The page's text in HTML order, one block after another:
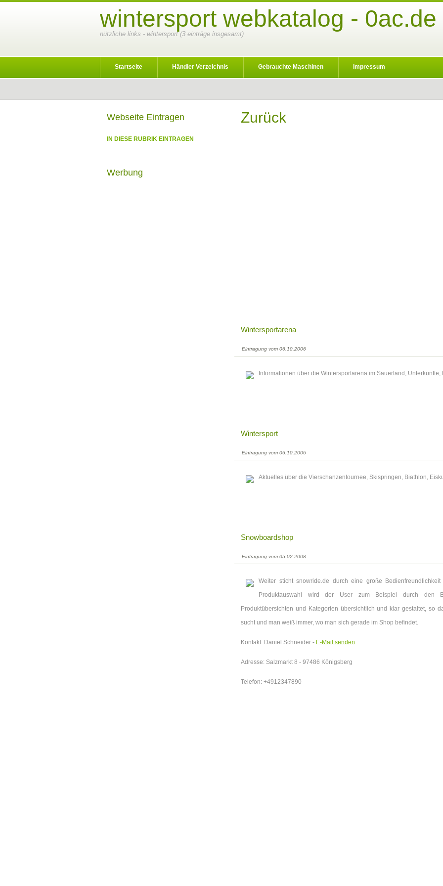
wintersport webkatalog - 0ac.de
nützliche links - wintersport (3 einträge insgesamt)
Startseite Händler Verzeichnis Gebrauchte Maschinen Impressum
Zurück
Wintersportarena
Eintragung vom 06.10.2006
Informationen über die Wintersportarena im Sauerland, Unterkünfte,
Wintersport
Eintragung vom 06.10.2006
Aktuelles über die Vierschanzentournee, Skispringen, Biathlon,
Snowboardshop
Eintragung vom 05.02.2008
Weiter sticht snowride.de durch eine große
Produktauswahl wird der User zum Beispiel durch den
Produktübersichten und Kategorien übersichtlich und klar gestaltet, so
sucht und man weiß immer, wo man sich gerade im Shop befindet.
Kontakt: Daniel Schneider - E-Mail senden
Adresse: Salzmarkt 8 - 97486 Königsberg
Telefon: +4912347890
Webseite Eintragen
IN DIESE RUBRIK EINTRAGEN
Werbung